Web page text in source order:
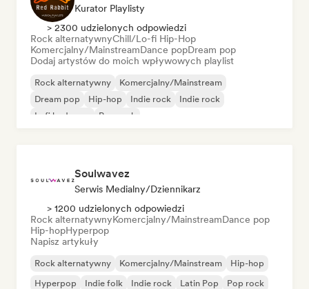
Kurator Playlisty
> 2300 udzielonych odpowiedzi
Rock alternatywnyChill/Lo-fi Hip-Hop
Komercjalny/MainstreamDance popDream pop
Dodaj artystów do moich wpływowych playlist
Rock alternatywny
Komercjalny/Mainstream
Dream pop
Hip-hop Indie rock
Indie rock
Lofi bedroom
Pop rock
Soulwavez
Serwis Medialny/Dziennikarz
> 1200 udzielonych odpowiedzi
Rock alternatywnyKomercjalny/MainstreamDance pop
Hip-hopHyperpop
Napisz artykuły
Rock alternatywny Komercjalny/Mainstream
Hip-hop
Hyperpop
Indie folk Indie rock Latin Pop Pop rock